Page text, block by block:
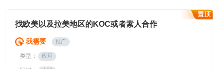
找欧美以及拉美地区的KOC或者素人合作
我需要 推广
类型： 应用